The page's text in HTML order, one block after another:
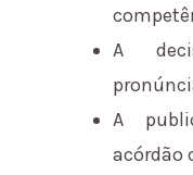
A
A
acórdão